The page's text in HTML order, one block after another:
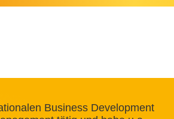
Business Development